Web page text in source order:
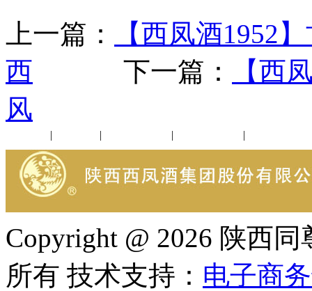
上一篇：
【西凤酒1952
西 下一篇：
【西
风
| | | |
Copyright @ 2026 陕西
所有 技术支持： 电子商